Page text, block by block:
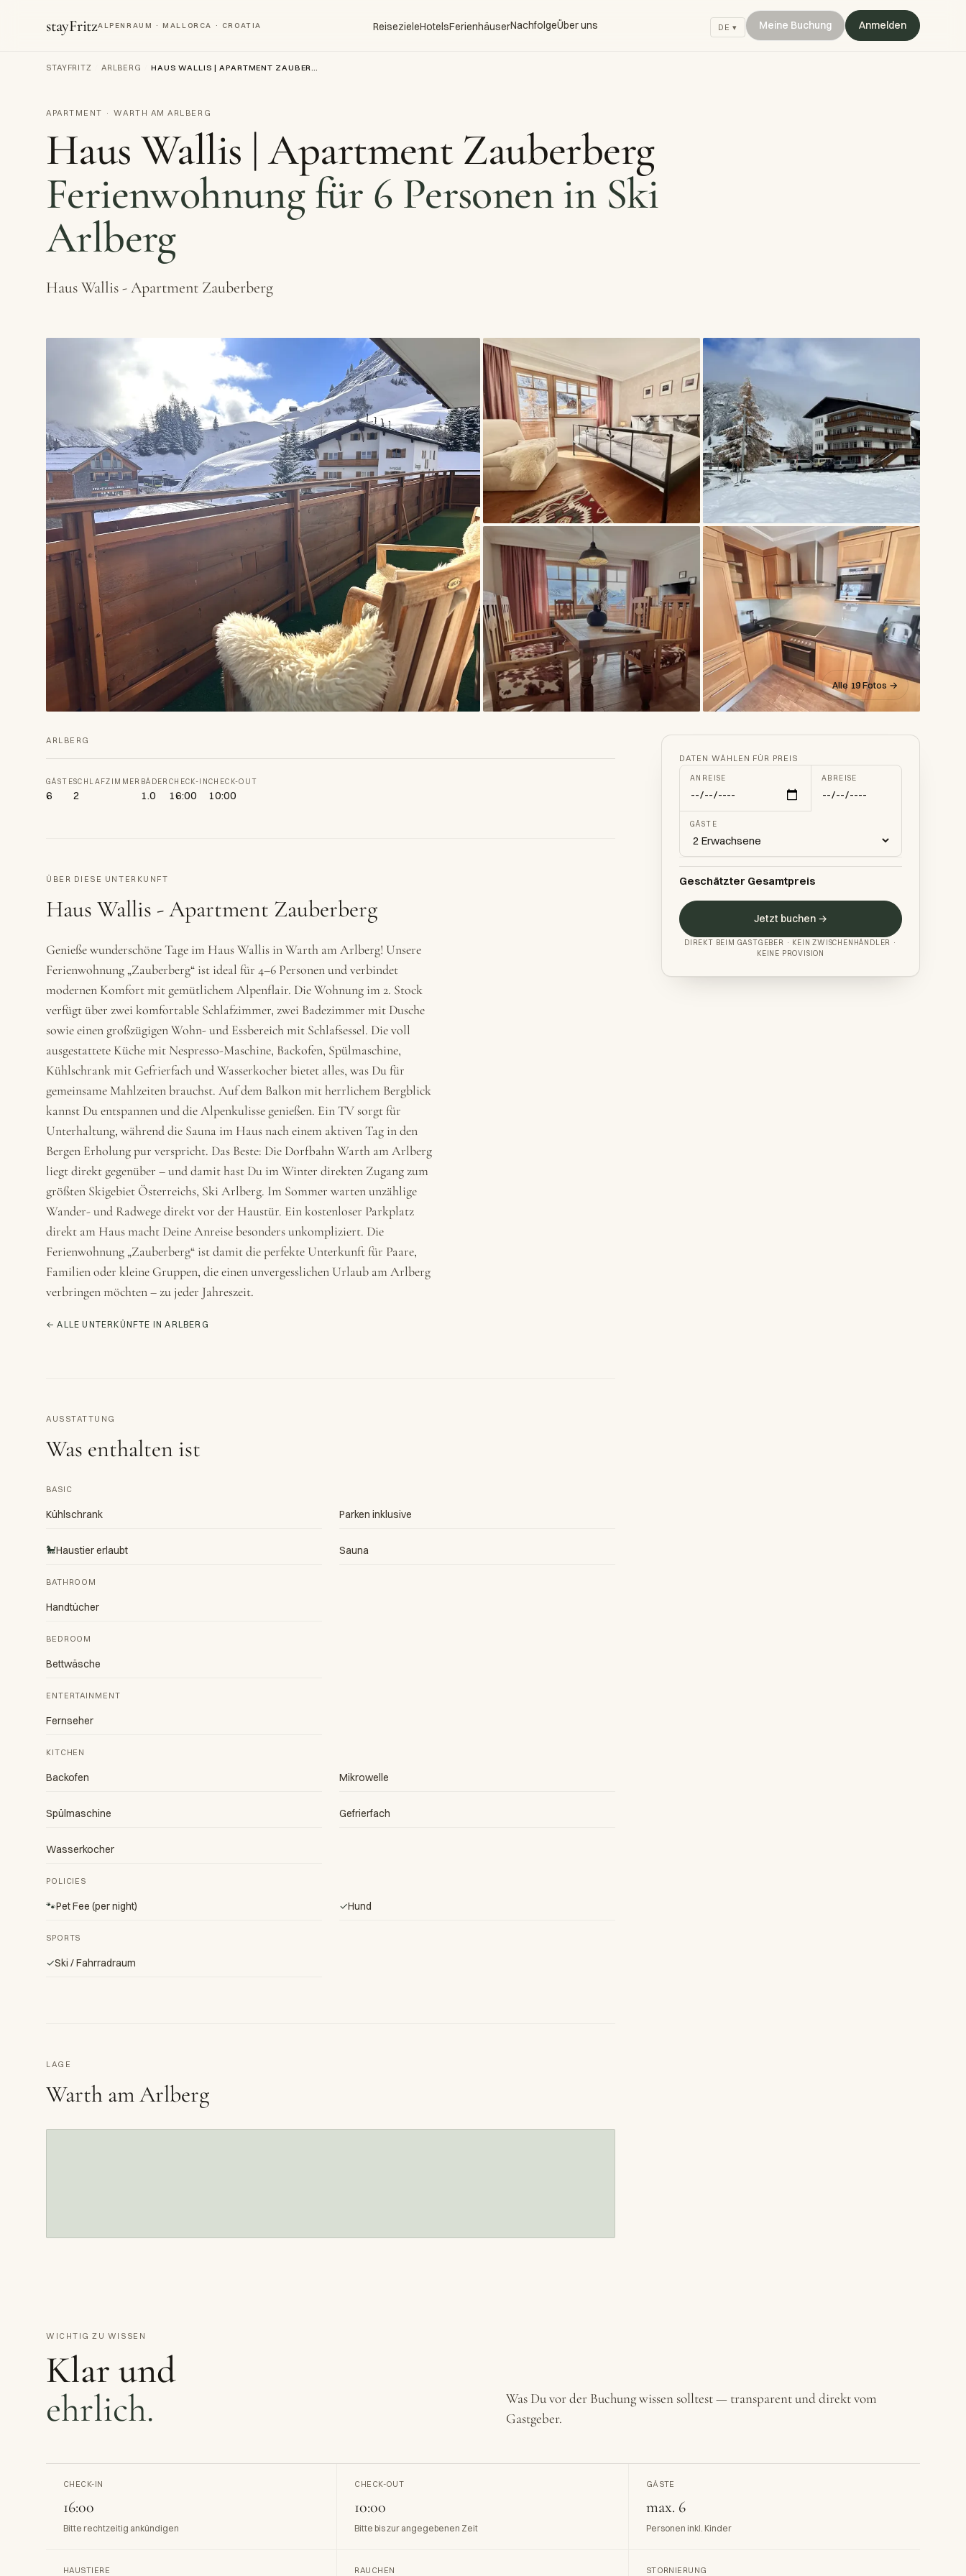
stayFritzALPENRAUM · MALLORCA · CROATIA ReisezieleHotelsFerienhäuserNachfolgeÜber uns DE ▾ Meine Buchung Anmelden
STAYFRITZ ARLBERG HAUS WALLIS | APARTMENT ZAUBERBERG
APARTMENT · WARTH AM ARLBERG
Haus Wallis | Apartment Zauberberg
Ferienwohnung für 6 Personen in Ski
Arlberg
Haus Wallis - Apartment Zauberberg
Alle 19 Fotos →
ARLBERG
GÄSTE
6
SCHLAFZIMMER
2
BÄDER
1.0
CHECK-IN
16:00
CHECK-OUT
10:00
ÜBER DIESE UNTERKUNFT
Haus Wallis - Apartment Zauberberg
Genieße wunderschöne Tage im Haus Wallis in Warth am Arlberg! Unsere
Ferienwohnung „Zauberberg“ ist ideal für 4–6 Personen und verbindet
modernen Komfort mit gemütlichem Alpenflair. Die Wohnung im 2. Stock
verfügt über zwei komfortable Schlafzimmer, zwei Badezimmer mit Dusche
sowie einen großzügigen Wohn- und Essbereich mit Schlafsessel. Die voll
ausgestattete Küche mit Nespresso-Maschine, Backofen, Spülmaschine,
Kühlschrank mit Gefrierfach und Wasserkocher bietet alles, was Du für
gemeinsame Mahlzeiten brauchst. Auf dem Balkon mit herrlichem Bergblick
kannst Du entspannen und die Alpenkulisse genießen. Ein TV sorgt für
Unterhaltung, während die Sauna im Haus nach einem aktiven Tag in den
Bergen Erholung pur verspricht. Das Beste: Die Dorfbahn Warth am Arlberg
liegt direkt gegenüber – und damit hast Du im Winter direkten Zugang zum
größten Skigebiet Österreichs, Ski Arlberg. Im Sommer warten unzählige
Wander- und Radwege direkt vor der Haustür. Ein kostenloser Parkplatz
direkt am Haus macht Deine Anreise besonders unkompliziert. Die
Ferienwohnung „Zauberberg“ ist damit die perfekte Unterkunft für Paare,
Familien oder kleine Gruppen, die einen unvergesslichen Urlaub am Arlberg
verbringen möchten – zu jeder Jahreszeit.
← ALLE UNTERKÜNFTE IN ARLBERG
AUSSTATTUNG
Was enthalten ist
BASIC
Kühlschrank Parken inklusive
🐩Haustier erlaubt Sauna
BATHROOM
Handtücher
BEDROOM
Bettwäsche
ENTERTAINMENT
Fernseher
KITCHEN
Backofen Mikrowelle
Spülmaschine Gefrierfach
Wasserkocher
POLICIES
🐾Pet Fee (per night) ✓Hund
SPORTS
✓Ski / Fahrradraum
LAGE
Warth am Arlberg
DATEN WÄHLEN FÜR PREIS
ANREISE ABREISE
GÄSTE
Geschätzter Gesamtpreis
Jetzt buchen →
DIREKT BEIM GASTGEBER · KEIN ZWISCHENHÄNDLER ·
KEINE PROVISION
WICHTIG ZU WISSEN
Klar und
ehrlich.
Was Du vor der Buchung wissen solltest — transparent und direkt vom
Gastgeber.
CHECK-IN
16:00
Bitte rechtzeitig ankündigen
CHECK-OUT
10:00
Bitte bis zur angegebenen Zeit
GÄSTE
max. 6
Personen inkl. Kinder
HAUSTIERE RAUCHEN STORNIERUNG